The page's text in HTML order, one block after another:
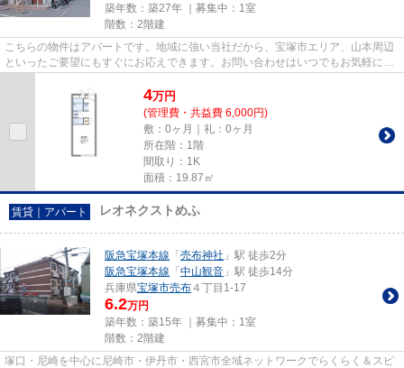
築年数：築27年 ｜募集中： 1室
階数：2階建
こちらの物件はアパートです。地域に強い当社だから、宝塚市エリア、山本周辺
といったご要望にもすぐにお応えできます。お問い合わせはいつでもお気軽に
4万円
(管理費・共益費 6,000円)
敷：0ヶ月｜礼：0ヶ月
所在階：1階
間取り：1K
面積：19.87㎡
賃貸｜アパート レオネクストめふ
阪急宝塚本線 「 売布神社 」駅 徒歩2分
阪急宝塚本線 「 中山観音 」駅 徒歩14分
兵庫県宝塚市売布 ４丁目1-17
6.2万円
築年数：築15年 ｜募集中： 1室
階数：2階建
塚口・尼崎を中心に尼崎市・伊丹市・西宮市全域ネットワークでらくらく＆スピ